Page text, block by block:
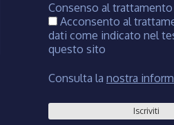
Consenso al
Acconsento al
dati come indicato nel
questo sito
Consulta la nostra